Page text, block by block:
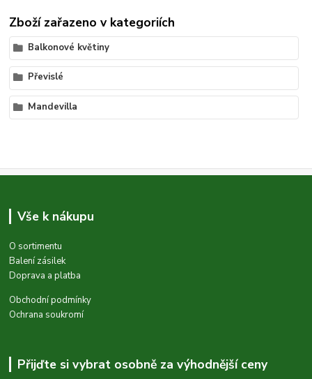
Zboží zařazeno v kategoriích
Balkonové květiny
Převislé
Mandevilla
Vše k nákupu
O sortimentu
Balení zásilek
Doprava a platba
Obchodní podmínky
Ochrana soukromí
Přijďte si vybrat osobně za výhodnější ceny